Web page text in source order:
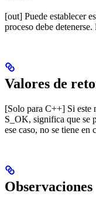
[out] Puede establecer
proceso debe
Valores de
[Solo para C++] Si este
S_OK, significa que se
ese caso, no se tiene en
Observaciones